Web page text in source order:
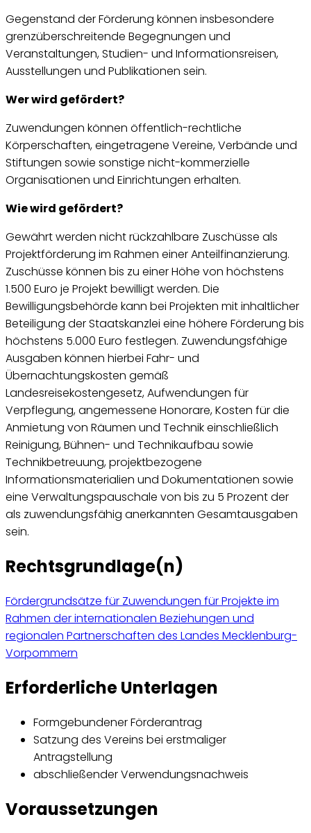
Gegenstand der Förderung können insbesondere
grenzüberschreitende Begegnungen und
Veranstaltungen, Studien- und Informationsreisen,
Ausstellungen und Publikationen sein.
Wer wird gefördert?
Zuwendungen können öffentlich-rechtliche
Körperschaften, eingetragene Vereine, Verbände und
Stiftungen sowie sonstige nicht-kommerzielle
Organisationen und Einrichtungen erhalten.
Wie wird gefördert?
Gewährt werden nicht rückzahlbare Zuschüsse als
Projektförderung im Rahmen einer Anteilfinanzierung.
Zuschüsse können bis zu einer Höhe von höchstens
1.500 Euro je Projekt bewilligt werden. Die
Bewilligungsbehörde kann bei Projekten mit inhaltlicher
Beteiligung der Staatskanzlei eine höhere Förderung bis
höchstens 5.000 Euro festlegen. Zuwendungsfähige
Ausgaben können hierbei Fahr- und
Übernachtungskosten gemäß
Landesreisekostengesetz, Aufwendungen für
Verpflegung, angemessene Honorare, Kosten für die
Anmietung von Räumen und Technik einschließlich
Reinigung, Bühnen- und Technikaufbau sowie
Technikbetreuung, projektbezogene
Informationsmaterialien und Dokumentationen sowie
eine Verwaltungspauschale von bis zu 5 Prozent der
als zuwendungsfähig anerkannten Gesamtausgaben
sein.
Rechtsgrundlage(n)
Fördergrundsätze für Zuwendungen für Projekte im
Rahmen der internationalen Beziehungen und
regionalen Partnerschaften des Landes Mecklenburg-
Vorpommern
Erforderliche Unterlagen
Formgebundener Förderantrag
Satzung des Vereins bei erstmaliger
Antragstellung
abschließender Verwendungsnachweis
Voraussetzungen